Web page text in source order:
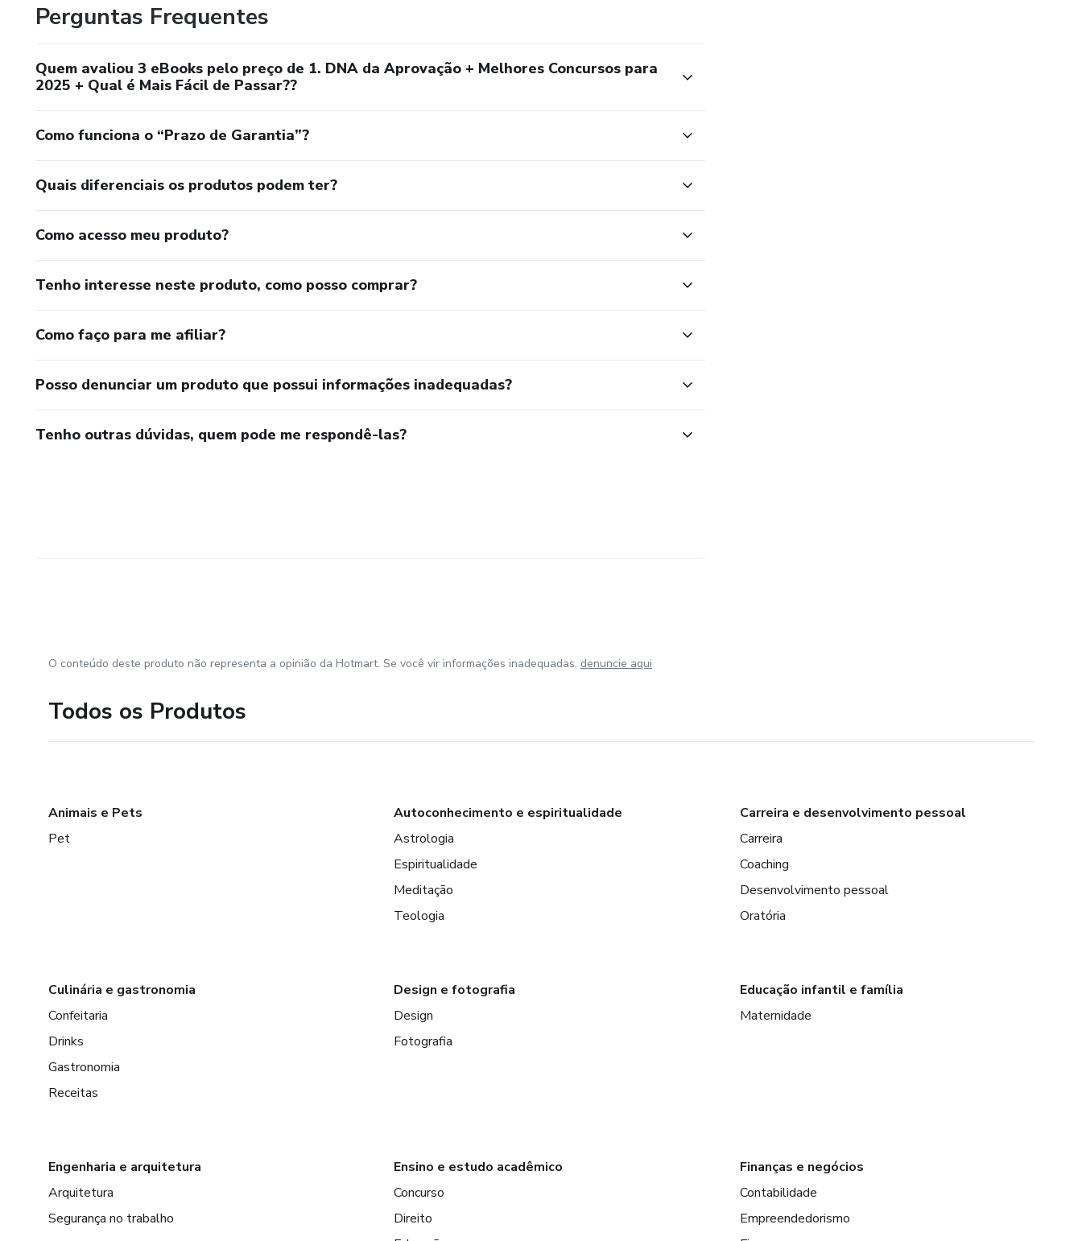
Perguntas Frequentes
Quem avaliou 3 eBooks pelo preço de 1. DNA da Aprovação + Melhores Concursos para
2025 + Qual é Mais Fácil de Passar??
Como funciona o “Prazo de Garantia”?
Quais diferenciais os produtos podem ter?
Como acesso meu produto?
Tenho interesse neste produto, como posso comprar?
Como faço para me afiliar?
Posso denunciar um produto que possui informações inadequadas?
Tenho outras dúvidas, quem pode me respondê-las?
O conteúdo deste produto não representa a opinião da Hotmart. Se você vir informações inadequadas, denuncie aqui
Todos os Produtos
Animais e Pets
Pet
Autoconhecimento e espiritualidade
Astrologia
Espiritualidade
Meditação
Teologia
Carreira e desenvolvimento pessoal
Carreira
Coaching
Desenvolvimento pessoal
Oratória
Culinária e gastronomia
Confeitaria
Drinks
Gastronomia
Receitas
Design e fotografia
Design
Fotografia
Educação infantil e família
Maternidade
Engenharia e arquitetura
Arquitetura
Segurança no trabalho
Ensino e estudo acadêmico
Concurso
Direito
Finanças e negócios
Contabilidade
Empreendedorismo